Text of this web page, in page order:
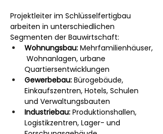
Projektleiter im Schlüsselfertigbau
arbeiten in unterschiedlichen
Segmenten der Bauwirtschaft:
Wohnungsbau: Mehrfamilienhäuser,
Wohnanlagen, urbane
Quartiersentwicklungen
Gewerbebau: Bürogebäude,
Einkaufszentren, Hotels, Schulen
und Verwaltungsbauten
Industriebau: Produktionshallen,
Logistikzentren, Lager- und